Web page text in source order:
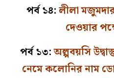
পর্ব ১৪:লীলা
দেওয়ার
পর্ব ১৩:অল্পবয়সি
নেমে কলোনির নাম